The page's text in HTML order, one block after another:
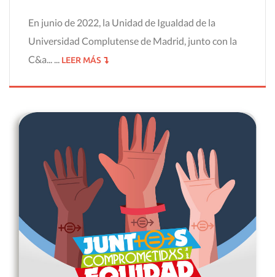
En junio de 2022, la Unidad de Igualdad de la
Universidad Complutense de Madrid, junto con la
C&a... ... LEER MÁS